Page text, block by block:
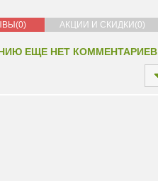
АКЦИИ И СКИДКИ(0)
ЕЩЕ НЕТ